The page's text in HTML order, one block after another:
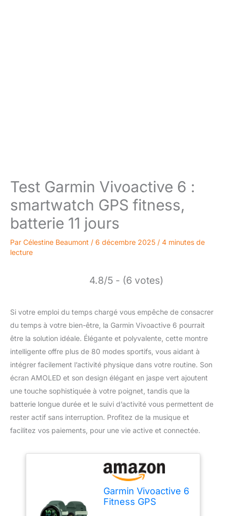
Test Garmin Vivoactive 6 :
smartwatch GPS fitness,
batterie 11 jours
Par Célestine Beaumont / 6 décembre 2025 / 4 minutes de
lecture
4.8/5 - (6 votes)
Si votre emploi du temps chargé vous empêche de consacrer
du temps à votre bien-être, la Garmin Vivoactive 6 pourrait
être la solution idéale. Élégante et polyvalente, cette montre
intelligente offre plus de 80 modes sportifs, vous aidant à
intégrer facilement l’activité physique dans votre routine. Son
écran AMOLED et son design élégant en jaspe vert ajoutent
une touche sophistiquée à votre poignet, tandis que la
batterie longue durée et le suivi d’activité vous permettent de
rester actif sans interruption. Profitez de la musique et
facilitez vos paiements, pour une vie active et connectée.
Garmin Vivoactive 6
Fitness GPS